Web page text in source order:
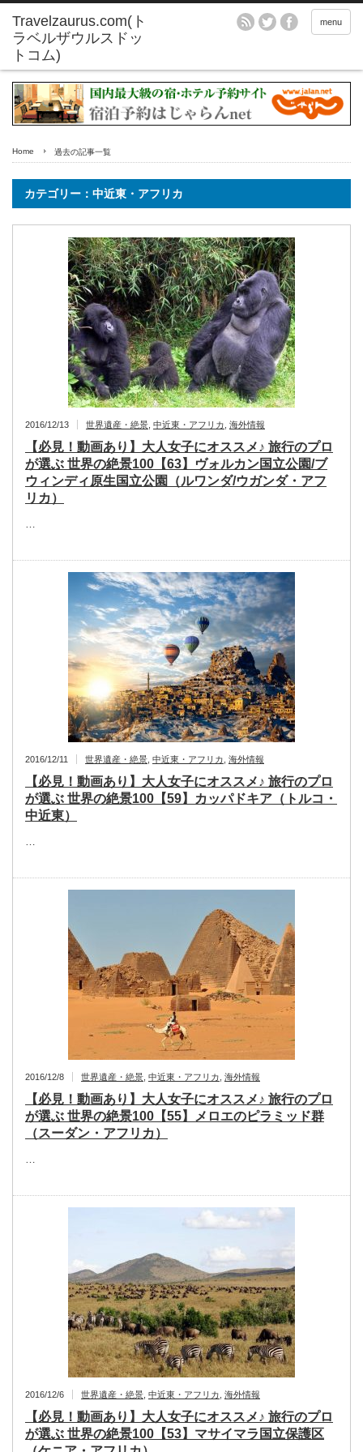
menu
Home 過去の記事一覧
カテゴリー：中近東・アフリカ
2016/12/13 世界遺産・絶景 中近東・アフリカ 海外情報
【必見！動画あり】大人女子にオススメ♪ 旅行のプロ
が選ぶ 世界の絶景100【63】ヴォルカン国立公園/ブ
ウィンディ原生国立公園（ルワンダ/ウガンダ・アフ
リカ）
2016/12/11 世界遺産・絶景 中近東・アフリカ 海外情報
【必見！動画あり】大人女子にオススメ♪ 旅行のプロ
が選ぶ 世界の絶景100【59】カッパドキア（トルコ・
中近東）
2016/12/8 世界遺産・絶景 中近東・アフリカ 海外情報
【必見！動画あり】大人女子にオススメ♪ 旅行のプロ
が選ぶ 世界の絶景100【55】メロエのピラミッド群
（スーダン・アフリカ）
2016/12/6 世界遺産・絶景 中近東・アフリカ 海外情報
【必見！動画あり】大人女子にオススメ♪ 旅行のプロ
が選ぶ 世界の絶景100【53】マサイマラ国立保護区